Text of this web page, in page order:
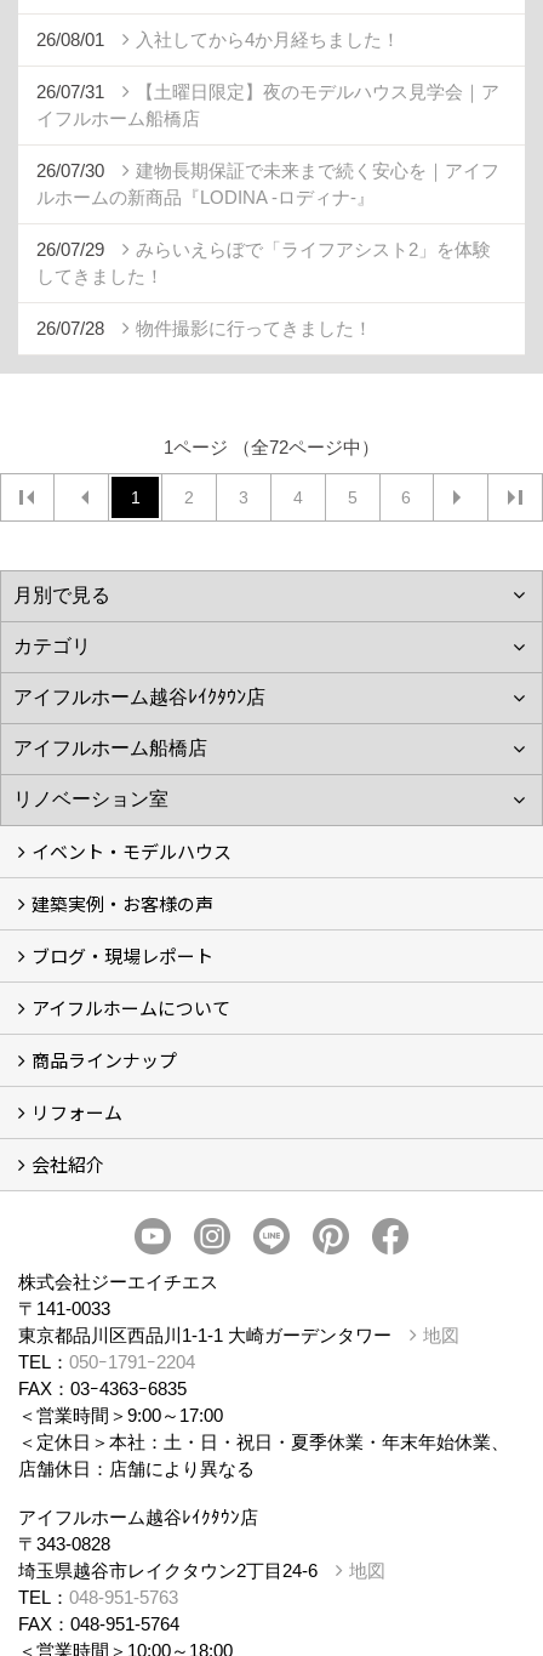
26/08/01 入社してから4か月経ちました！
26/07/31
【土曜日限定】夜のモデルハウス見学会｜ア
イフルホーム船橋店
26/07/30
建物長期保証で未来まで続く安心を｜アイフ
ルホームの新商品『LODINA -ロディナ-』
26/07/29
みらいえらぼで「ライフアシスト2」を体験
してきました！
26/07/28 物件撮影に行ってきました！
1ページ （全72ページ中）
1 2 3 4 5 6
イベント・モデルハウス
イベント
モデルハウス見学
建築実例・お客様の声
建築実例
お客様の声
ブログ・現場レポート
ブログ
現場レポート
アイフルホームについて
アイフルホームについて (5)
商品ラインナップ
商品ラインナップ
リフォーム
まるごと断熱リフォーム
イベント情報
施工事例
会社紹介
スタッフ紹介
個人情報保護方針
株式会社ジーエイチエス
〒141-0033
東京都品川区西品川1-1-1 大崎ガーデンタワー
地図
TEL： 050ｰ1791ｰ2204
FAX：03ｰ4363ｰ6835
＜営業時間＞9:00～17:00
＜定休日＞本社：土・日・祝日・夏季休業・年末年始休業、
店舗休日：店舗により異なる
アイフルホーム越谷ﾚｲｸﾀｳﾝ店
〒343-0828
埼玉県越谷市レイクタウン2丁目24-6
地図
TEL： 048-951-5763
FAX：048-951-5764
＜営業時間＞10:00～18:00